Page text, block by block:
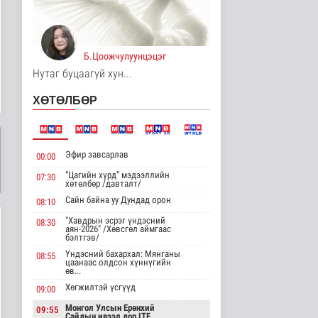
Манай улс Польш
улстай хөдөө аж ахуйн
салбарт өр..
3 цаг 12 минутын өмнө
Одон орны судлаачид
3 цаг 15 минутын өмнө
Боловсролын сайд
"Pearson" компани..
Улс төр
3 цаг 19 минутын өмнө
Б.Сэмжидмаа:
Зөвшөөрлийн шинжтэй
103 бүртгэлээс ..
Нийгэм
Төмөр замчдын
мэргэжлийн өдөрт
Б.Цоожчулуунцэцэг
Нутаг буцаагүй хун...
ХӨТӨЛБӨР
00:00 Эфир завсарлав
07:30
“Цагийн хүрд” мэдээллийн
хөтөлбөр /давталт/
08:10
Сайн байна уу Дундад орон
08:30
"Хавдрын эсрэг үндэсний
аян-2026" /Хөвсгөл аймгаас
бэлтгэв/
08:55
Үндэсний бахархал: Мянганы
цаанаас олдсон хүннүгийн
өв...
09:00
Хөгжилтэй үсгүүд
09:55
Монгол Улсын Ерөнхий